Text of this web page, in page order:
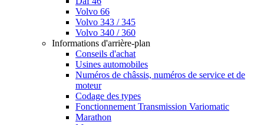
Volvo 66
Volvo 343 / 345
Volvo 340 / 360
Informations d'arrière-plan
Conseils d'achat
Usines automobiles
Numéros de châssis, numéros de service et de
moteur
Codage des types
Fonctionnement Transmission Variomatic
Marathon